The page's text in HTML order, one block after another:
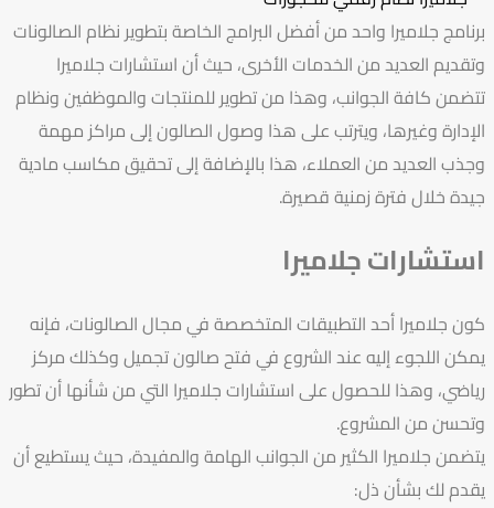
برنامج جلاميرا واحد من أفضل البرامج الخاصة بتطوير نظام الصالونات
وتقديم العديد من الخدمات الأخرى، حيث أناستشارات جلاميرا
تتضمن كافة الجوانب، وهذا من تطوير للمنتجات والموظفين ونظام
الإدارة وغيرها، ويترتب على هذا وصول الصالون إلى مراكز مهمة
وجذب العديد من العملاء، هذا بالإضافة إلى تحقيق مكاسب مادية
جيدة خلال فترة زمنية قصيرة.
استشارات جلاميرا
كون جلاميرا أحد التطبيقات المتخصصة في مجال الصالونات، فإنه
يمكن اللجوء إليه عند الشروع في فتح صالون تجميل وكذلك مركز
رياضي، وهذا للحصول علىاستشارات جلاميرا التي من شأنها أن تطور
وتحسن من المشروع.
يتضمن جلاميرا الكثير من الجوانب الهامة والمفيدة، حيث يستطيع أن
يقدم لك بشأن ذل: